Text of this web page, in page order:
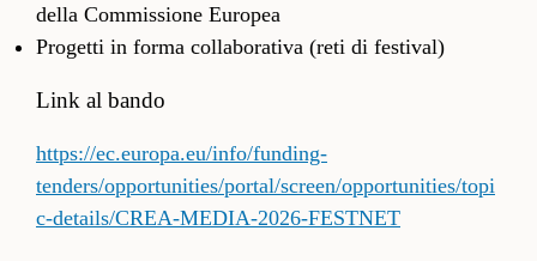
della Commissione Europea
Progetti in forma collaborativa (reti di festival)
Link al bando
https://ec.europa.eu/info/funding-
tenders/opportunities/portal/screen/opportunities/topi
c-details/CREA-MEDIA-2026-FESTNET